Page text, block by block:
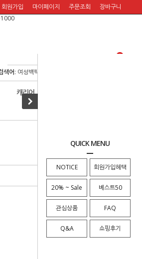
QUICK MENU
NOTICE 회원가입혜택
20% ~ Sale 베스트50
관심상품 FAQ
Q&A 쇼핑후기
회원가입
마이페이지 주문조회 장바구니
색어: 여성백팩
캐리어